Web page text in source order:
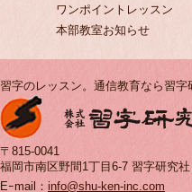
ワンポイントレッスン
本部教室お知らせ
習字のレッスン。通信教育なら習字
〒815-0041
福岡市南区野間1丁目6-7 習字研究
Eｰmail： info@shu-ken-inc.com